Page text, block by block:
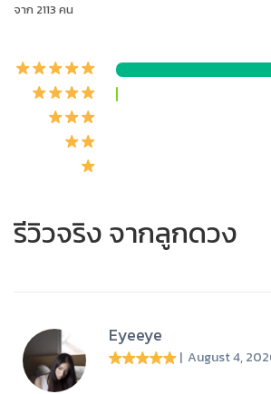
จาก 2113 คน
รีวิวจริง จากลูกดวง
Eyeeye
| August 4,